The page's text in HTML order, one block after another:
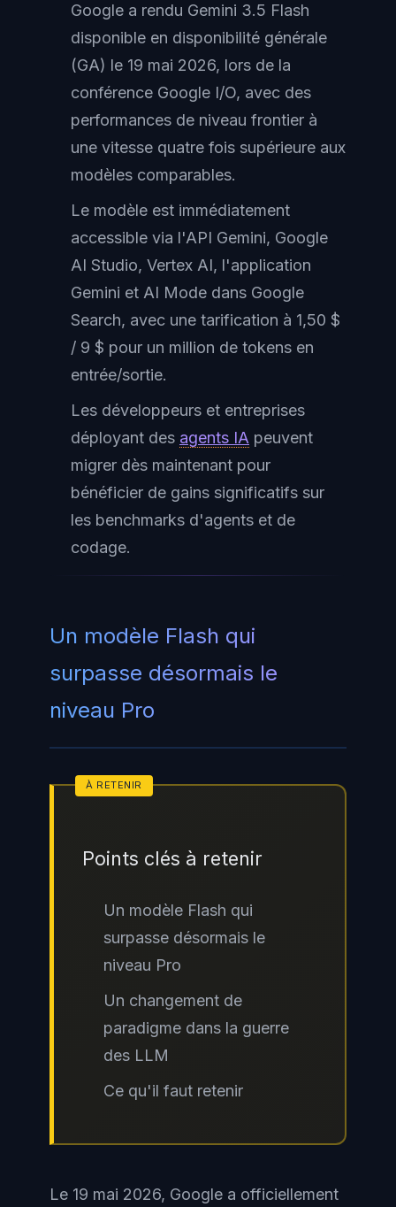
Google a rendu Gemini 3.5 Flash
disponible en disponibilité générale
(GA) le 19 mai 2026, lors de la
conférence Google I/O, avec des
performances de niveau frontier à
une vitesse quatre fois supérieure aux
modèles comparables.
Le modèle est immédiatement
accessible via l'API Gemini, Google
AI Studio, Vertex AI, l'application
Gemini et AI Mode dans Google
Search, avec une tarification à 1,50 $
/ 9 $ pour un million de tokens en
entrée/sortie.
Les développeurs et entreprises
déployant des agents IA peuvent
migrer dès maintenant pour
bénéficier de gains significatifs sur
les benchmarks d'agents et de
codage.
Un modèle Flash qui
surpasse désormais le
niveau Pro
Points clés à retenir
Un modèle Flash qui
surpasse désormais le
niveau Pro
Un changement de
paradigme dans la guerre
des LLM
Ce qu'il faut retenir
Le 19 mai 2026, Google a officiellement